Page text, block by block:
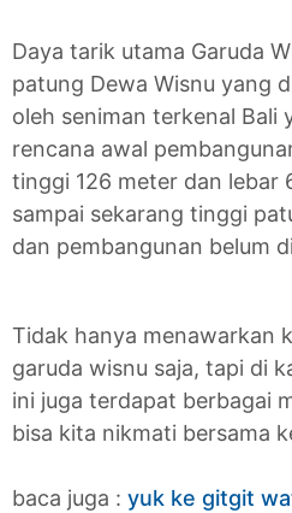
Daya tarik utama Garuda
patung Dewa Wisnu yang
oleh seniman terkenal Bali
rencana awal
tinggi 126 meter dan lebar
sampai sekarang tinggi
dan pembangunan belum
Tidak hanya menawarkan
garuda wisnu saja, tapi di
ini juga terdapat berbagai
bisa kita nikmati bersama
baca juga : yuk ke gitgit